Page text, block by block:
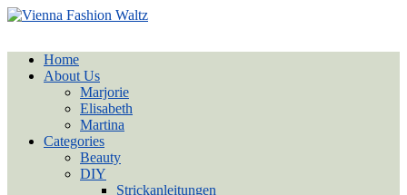
Home
About Us
Marjorie
Elisabeth
Martina
Categories
Beauty
DIY
Strickanleitungen